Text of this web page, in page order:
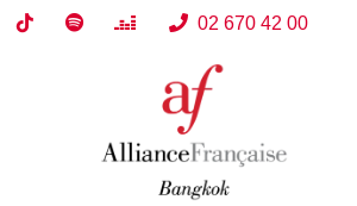
02 670 42 00